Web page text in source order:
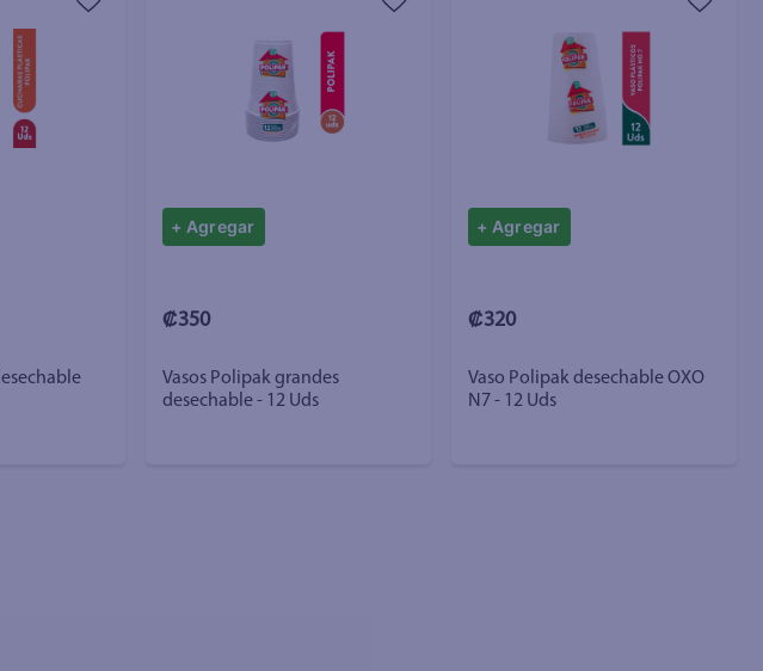
+ Agregar
₡350
Vasos Polipak grandes
desechable - 12 Uds
+ Agregar
₡320
Vaso Polipak desechable OXO
N7 - 12 Uds